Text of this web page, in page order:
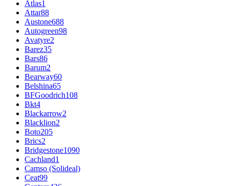
Atlas1
Attar88
Austone688
Autogreen98
Avatyre2
Barez35
Bars86
Barum2
Bearway60
Belshina65
BFGoodrich108
Bkt4
Blackarrow2
Blacklion2
Boto205
Brics2
Bridgestone1090
Cachland1
Camso (Solideal)
Ceat99